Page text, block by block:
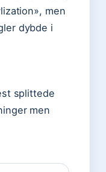
men
dybde i
splittede
men